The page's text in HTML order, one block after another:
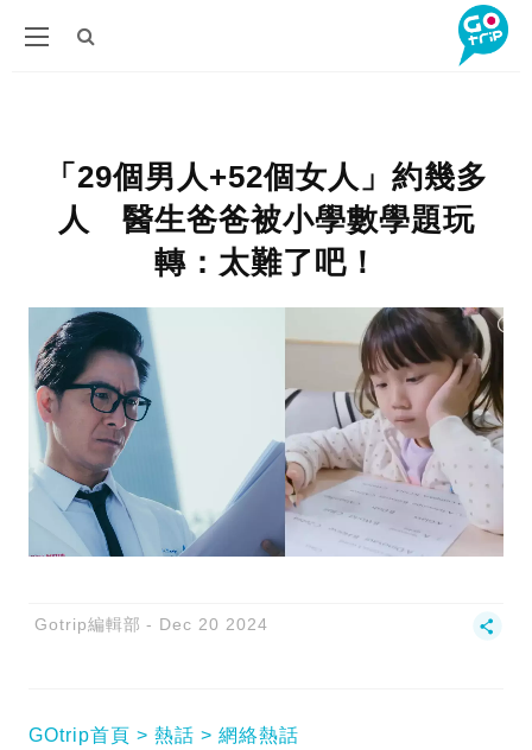
「29個男人+52個女人」約幾多
人 醫生爸爸被小學數學題玩
轉：太難了吧！
Gotrip編輯部 Dec 20 2024
GOtrip首頁 熱話 網絡熱話